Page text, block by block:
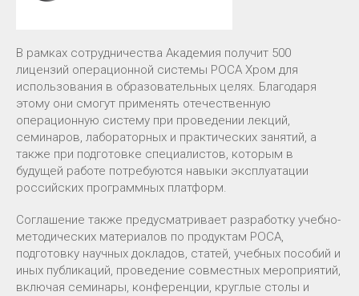
В рамках сотрудничества Академия получит 500
лицензий операционной системы РОСА Хром для
использования в образовательных целях. Благодаря
этому они смогут применять отечественную
операционную систему при проведении лекций,
семинаров, лабораторных и практических занятий, а
также при подготовке специалистов, которым в
будущей работе потребуются навыки эксплуатации
российских программных платформ.
Соглашение также предусматривает разработку учебно-
методических материалов по продуктам РОСА,
подготовку научных докладов, статей, учебных пособий и
иных публикаций, проведение совместных мероприятий,
включая семинары, конференции, круглые столы и